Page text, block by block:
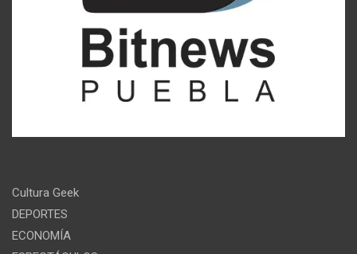
Cultura Geek
DEPORTES
ECONOMÍA